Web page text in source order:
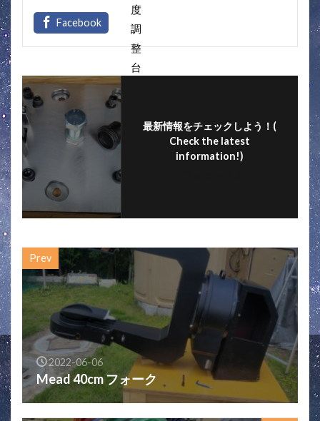
e
b
o
k
itt
er
最新情報をチェックしよう！(
Check the latest
information!)
Prev
2022-06-06
Mead 40cm フォーク